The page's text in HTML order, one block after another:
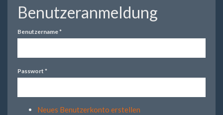
Benutzeranmeldung
Benutzername*
Passwort *
Neues Benutzerkonto erstellen